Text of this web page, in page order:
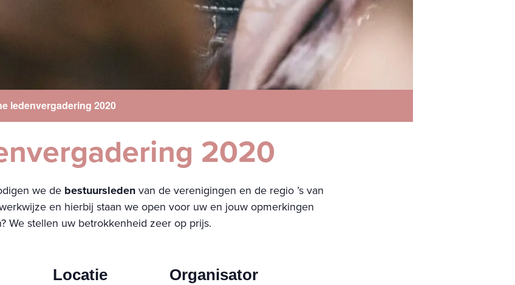
ledenvergadering 2020
2020
we de bestuursleden van de verenigingen en de regio ’s van
en hierbij staan we open voor uw en jouw opmerkingen
We stellen uw betrokkenheid zeer op prijs.
Locatie Organisator